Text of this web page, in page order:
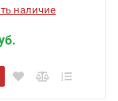
наличие